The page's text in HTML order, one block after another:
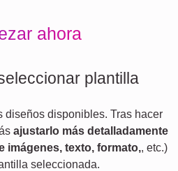
ahora
plantilla
diseños disponibles. Tras hacer
ajustarlo más detalladamente
imágenes, texto, formato,, etc.)
seleccionada.